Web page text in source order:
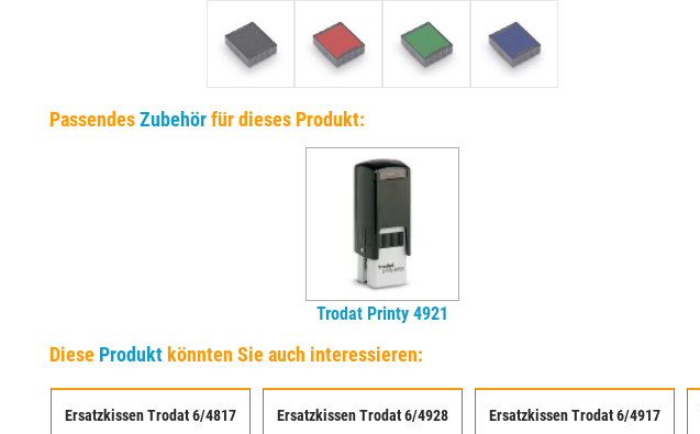
PassendesZubehörfür dieses Produkt:
Trodat Printy 4921
Diese Produktkönnten Sie auch interessieren:
Ersatzkissen Trodat 6/4817 Ersatzkissen Trodat 6/4928 Ersatzkissen Trodat 6/4917